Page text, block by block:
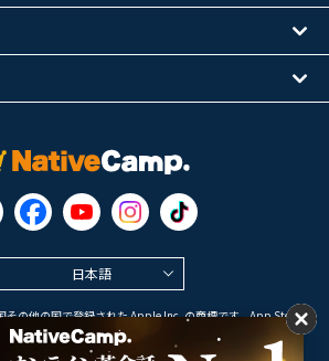
日本語
の他の国で登録された Apple Inc. の商標です。App Store は
Apple Inc. のサービスマークです。